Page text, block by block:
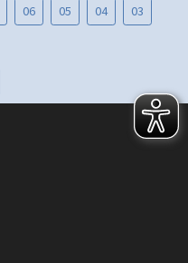
06 05 04 03